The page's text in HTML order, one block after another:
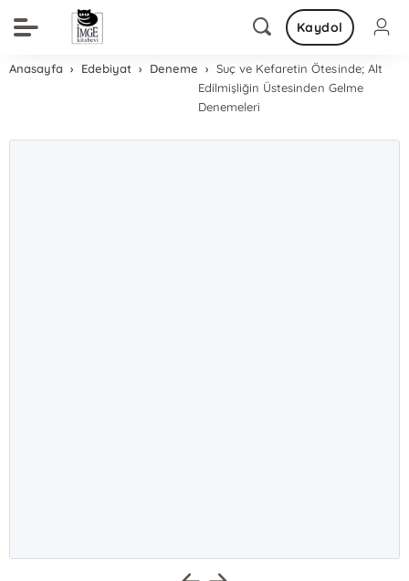
Kaydol
Anasayfa Edebiyat Deneme
Suç ve Kefaretin Ötesinde; Alt
Edilmişliğin Üstesinden Gelme
Denemeleri